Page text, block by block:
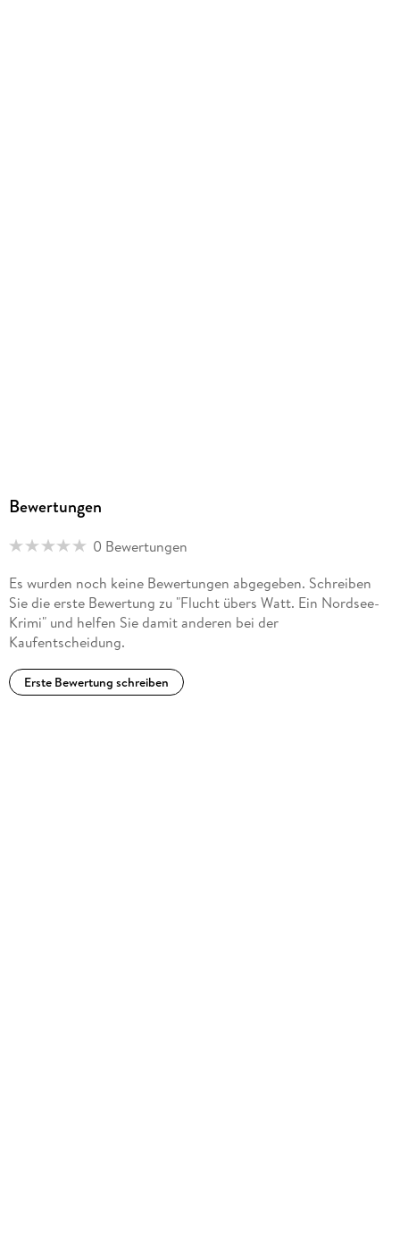
Bewertungen
0 Bewertungen
Es wurden noch keine Bewertungen abgegeben. Schreiben
Sie die erste Bewertung zu "Flucht übers Watt. Ein Nordsee-
Krimi" und helfen Sie damit anderen bei der
Kaufentscheidung.
Erste Bewertung schreiben